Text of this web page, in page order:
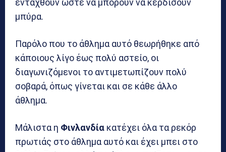
μπύρα.
Παρόλο που το άθλημα αυτό θεωρήθηκε από
κάποιους λίγο έως πολύ αστείο, οι
διαγωνιζόμενοι το αντιμετωπίζουν πολύ
σοβαρά, όπως γίνεται και σε κάθε άλλο
άθλημα.
Μάλιστα η Φινλανδία κατέχει όλα τα ρεκόρ
πρωτιάς στο άθλημα αυτό και έχει μπει στο